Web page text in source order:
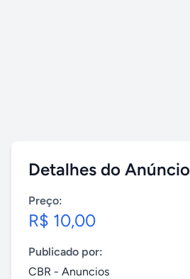
Detalhes do Anúncio
Preço:
R$ 10,00
Publicado por:
CBR - Anuncios